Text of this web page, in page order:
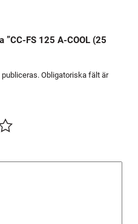
FS 125 A-COOL (25
Obligatoriska fält är